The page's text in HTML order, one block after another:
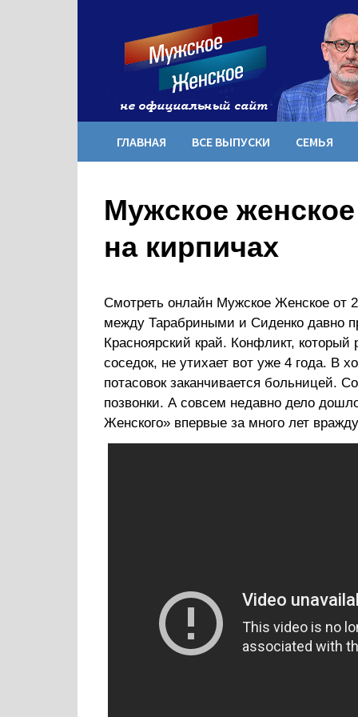
содержимому
ГЛАВНАЯ ВСЕ ВЫПУСКИ СЕМЬЯ
Мужское
на кирпичах
Смотреть онлайн Мужское Женское от
между Тарабриными и Сиденко давно
Красноярский край. Конфликт, который
соседок, не утихает вот уже 4 года. В
потасовок заканчивается больницей.
позвонки. А совсем недавно дело
Женского» впервые за много лет